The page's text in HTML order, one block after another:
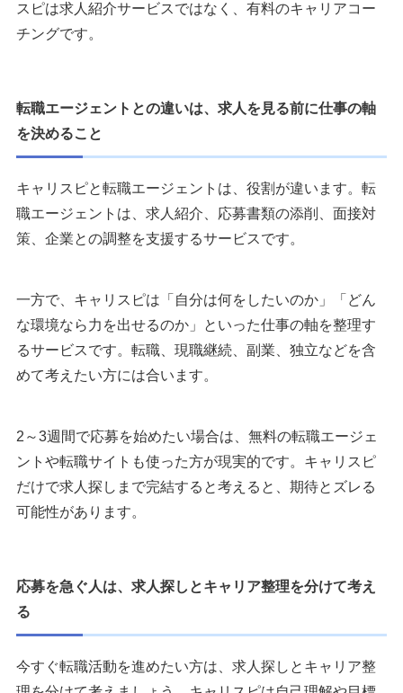
スピは求人紹介サービスではなく、有料のキャリアコー
チングです。
転職エージェントとの違いは、求人を見る前に仕事の軸
を決めること
キャリスピと転職エージェントは、役割が違います。転
職エージェントは、求人紹介、応募書類の添削、面接対
策、企業との調整を支援するサービスです。
一方で、キャリスピは「自分は何をしたいのか」「どん
な環境なら力を出せるのか」といった仕事の軸を整理す
るサービスです。転職、現職継続、副業、独立などを含
めて考えたい方には合います。
2～3週間で応募を始めたい場合は、無料の転職エージェ
ントや転職サイトも使った方が現実的です。キャリスピ
だけで求人探しまで完結すると考えると、期待とズレる
可能性があります。
応募を急ぐ人は、求人探しとキャリア整理を分けて考え
る
今すぐ転職活動を進めたい方は、求人探しとキャリア整